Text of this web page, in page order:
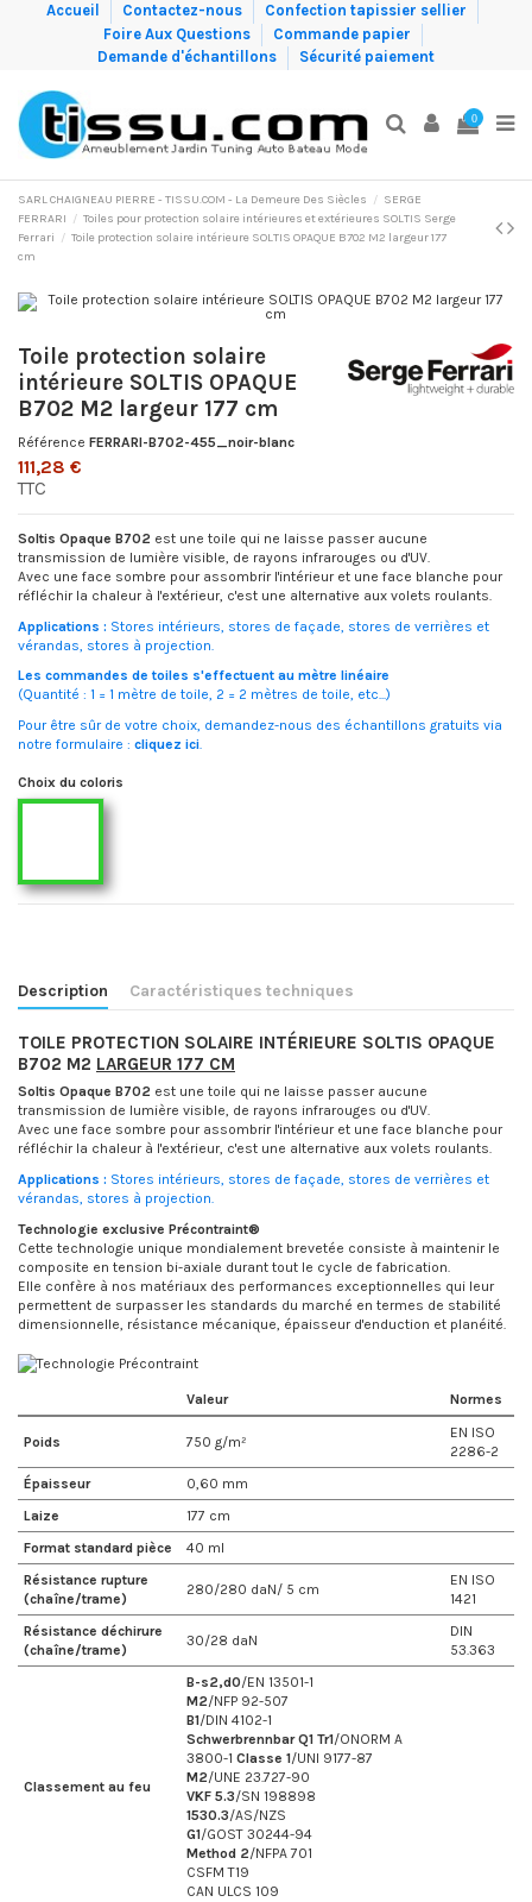
Accueil Contactez-nous
Confection tapissier sellier
Foire Aux Questions
Commande papier
Demande d'échantillons
Sécurité paiement
0
SARL CHAIGNEAU PIERRE - TISSU.COM - La Demeure Des Siècles
SERGE
FERRARI
Toiles pour protection solaire intérieures et extérieures SOLTIS Serge
Ferrari
Toile protection solaire intérieure SOLTIS OPAQUE B702 M2 largeur 177
cm
Toile protection solaire
intérieure SOLTIS OPAQUE
B702 M2 largeur 177 cm
Référence FERRARI-B702-455_noir-blanc
111,28 €
TTC
Soltis Opaque B702 est une toile qui ne laisse passer aucune
transmission de lumière visible, de rayons infrarouges ou d'UV.
Avec une face sombre pour assombrir l'intérieur et une face blanche pour
réfléchir la chaleur à l'extérieur, c'est une alternative aux volets roulants.
Applications : Stores intérieurs, stores de façade, stores de verrières et
vérandas, stores à projection.
Les commandes de toiles s'effectuent au mètre linéaire
(Quantité : 1 = 1 mètre de toile, 2 = 2 mètres de toile, etc...)
Pour être sûr de votre choix, demandez-nous des échantillons gratuits via
notre formulaire : cliquez ici.
Choix du coloris
B702-455 Noir/Blanc
Description Caractéristiques techniques
TOILE PROTECTION SOLAIRE INTÉRIEURE SOLTIS OPAQUE
B702 M2 LARGEUR 177 CM
Soltis Opaque B702 est une toile qui ne laisse passer aucune
transmission de lumière visible, de rayons infrarouges ou d'UV.
Avec une face sombre pour assombrir l'intérieur et une face blanche pour
réfléchir la chaleur à l'extérieur, c'est une alternative aux volets roulants.
Applications : Stores intérieurs, stores de façade, stores de verrières et
vérandas, stores à projection.
Technologie exclusive Précontraint®
Cette technologie unique mondialement brevetée consiste à maintenir le
composite en tension bi-axiale durant tout le cycle de fabrication.
Elle confère à nos matériaux des performances exceptionnelles qui leur
permettent de surpasser les standards du marché en termes de stabilité
dimensionnelle, résistance mécanique, épaisseur d'enduction et planéité.
Valeur Normes
Poids 750 g/m²
EN ISO
2286-2
Épaisseur
0,60 mm
Laize
177 cm
Format standard pièce
40 ml
Résistance rupture
(chaîne/trame)
280/280 daN/ 5 cm
EN ISO
1421
Résistance déchirure
(chaîne/trame)
30/28 daN
DIN
53.363
Classement au feu
B-s2,d0/EN 13501-1
M2/NFP 92-507
B1/DIN 4102-1
Schwerbrennbar Q1 Tr1/ONORM A
3800-1 Classe 1/UNI 9177-87
M2/UNE 23.727-90
VKF 5.3/SN 198898
1530.3/AS/NZS
G1/GOST 30244-94
Method 2/NFPA 701
CSFM T19
CAN ULCS 109